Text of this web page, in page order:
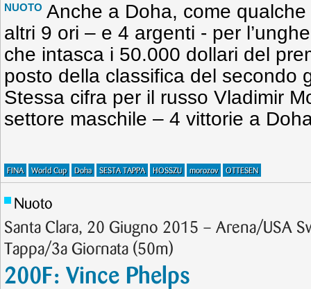
NUOTO Anche a Doha, come
altri 9 ori – e 4 argenti - per
che intasca i 50.000 dollari del
posto della classifica del secondo
Stessa cifra per il russo Vladimir
settore maschile – 4 vittorie a
FINA World Cup Doha SESTA TAPPA HOSSZU morozov OTTESEN
Nuoto
Santa Clara, 20 Giugno 2015 – Arena/USA
Tappa/3a Giornata (50m)
200F: Vince Phelps